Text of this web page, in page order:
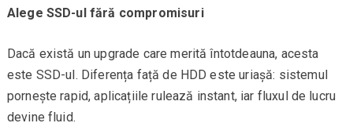
Alege SSD-ul fără compromisuri
Dacă există un upgrade care merită întotdeauna, acesta
este SSD-ul. Diferența față de HDD este uriașă: sistemul
pornește rapid, aplicațiile rulează instant, iar fluxul de lucru
devine fluid.